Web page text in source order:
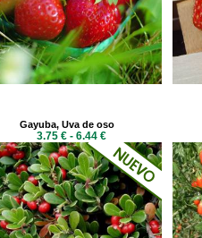
Gayuba, Uva de oso
3.75 € - 6.44 €